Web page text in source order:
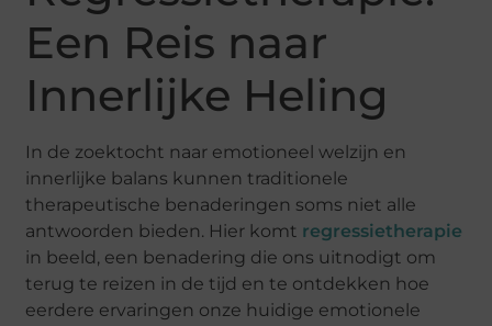
Een Reis naar
Innerlijke Heling
In de zoektocht naar emotioneel welzijn en
innerlijke balans kunnen traditionele
therapeutische benaderingen soms niet alle
antwoorden bieden. Hier komt regressietherapie
in beeld, een benadering die ons uitnodigt om
terug te reizen in de tijd en te ontdekken hoe
eerdere ervaringen onze huidige emotionele